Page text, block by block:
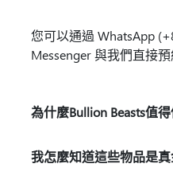
您可以通過 WhatsApp
Messenger 與我們直接預
為什麼Bullion Beasts值
我怎麼知道這些物品是真